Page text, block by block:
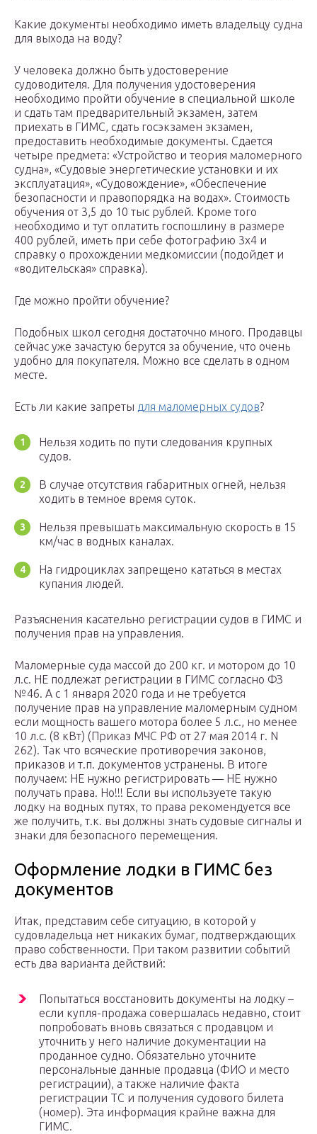
Какие документы необходимо иметь владельцу судна
для выхода на воду?
У человека должно быть удостоверение
судоводителя. Для получения удостоверения
необходимо пройти обучение в специальной школе
и сдать там предварительный экзамен, затем
приехать в ГИМС, сдать госэкзамен экзамен,
предоставить необходимые документы. Сдается
четыре предмета: «Устройство и теория маломерного
судна», «Судовые энергетические установки и их
эксплуатация», «Судовождение», «Обеспечение
безопасности и правопорядка на водах». Стоимость
обучения от 3,5 до 10 тыс рублей. Кроме того
необходимо и тут оплатить госпошлину в размере
400 рублей, иметь при себе фотографию 3х4 и
справку о прохождении медкомиссии (подойдет и
«водительская» справка).
Где можно пройти обучение?
Подобных школ сегодня достаточно много. Продавцы
сейчас уже зачастую берутся за обучение, что очень
удобно для покупателя. Можно все сделать в одном
месте.
Есть ли какие запреты для маломерных судов?
Нельзя ходить по пути следования крупных
судов.
В случае отсутствия габаритных огней, нельзя
ходить в темное время суток.
Нельзя превышать максимальную скорость в 15
км/час в водных каналах.
На гидроциклах запрещено кататься в местах
купания людей.
Разъяснения касательно регистрации судов в ГИМС и
получения прав на управления.
Маломерные суда массой до 200 кг. и мотором до 10
л.с. НЕ подлежат регистрации в ГИМС согласно ФЗ
№46. А с 1 января 2020 года и не требуется
получение прав на управление маломерным судном
если мощность вашего мотора более 5 л.с., но менее
10 л.с. (8 кВт) (Приказ МЧС РФ от 27 мая 2014 г. N
262). Так что всяческие противоречия законов,
приказов и т.п. документов устранены. В итоге
получаем: НЕ нужно регистрировать — НЕ нужно
получать права. Но!!! Если вы используете такую
лодку на водных путях, то права рекомендуется все
же получить, т.к. вы должны знать судовые сигналы и
знаки для безопасного перемещения.
Оформление лодки в ГИМС без
документов
Итак, представим себе ситуацию, в которой у
судовладельца нет никаких бумаг, подтверждающих
право собственности. При таком развитии событий
есть два варианта действий:
Попытаться восстановить документы на лодку –
если купля-продажа совершалась недавно, стоит
попробовать вновь связаться с продавцом и
уточнить у него наличие документации на
проданное судно. Обязательно уточните
персональные данные продавца (ФИО и место
регистрации), а также наличие факта
регистрации ТС и получения судового билета
(номер). Эта информация крайне важна для
ГИМС.